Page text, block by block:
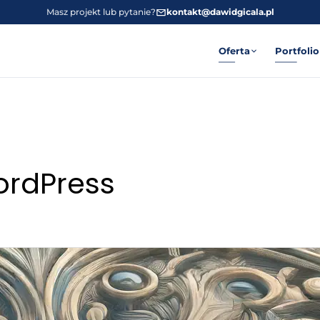
Masz projekt lub pytanie? kontakt@dawidgicala.pl
Oferta Portfolio